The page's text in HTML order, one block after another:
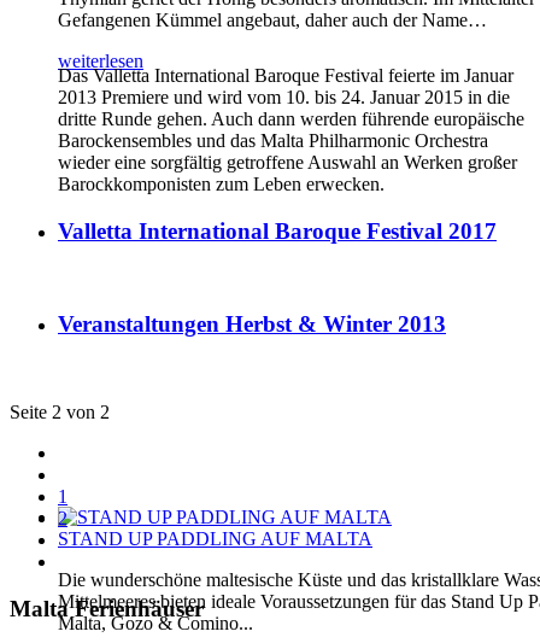
Gefangenen Kümmel angebaut, daher auch der Name…
weiterlesen
STAND UP PADDLING AUF MALTA
Die wunderschöne maltesische Küste und das kristallklare
Mittelmeeres bieten ideale Voraussetzungen für das Stand Up
Malta, Gozo & Comino...
Das Valletta International Baroque Festival feierte im Januar
2013 Premiere und wird vom 10. bis 24. Januar 2015 in die
dritte Runde gehen. Auch dann werden führende europäische
Barockensembles und das Malta Philharmonic Orchestra
wieder eine sorgfältig getroffene Auswahl an Werken großer
Barockkomponisten zum Leben erwecken.
Valletta International Baroque Festival 2017
Veranstaltungen Herbst & Winter 2013
Seite 2 von 2
1
2
Malta Ferienhäuser